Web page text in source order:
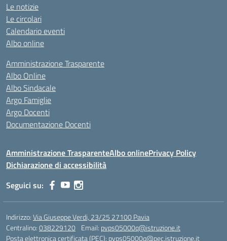
Le notizie
Le circolari
Calendario eventi
Albo online
Amministrazione Trasparente
Albo Online
Albo Sindacale
Argo Famiglie
Argo Docenti
Documentazione Docenti
Amministrazione TrasparenteAlbo onlinePrivacy Policy
Dichiarazione di accessibilità
Seguici su:
Indirizzo:Via Giuseppe Verdi, 23/25 27100 Pavia
Centralino:038229120 Email: pvps05000q@istruzione.it
Posta elettronica certificata (PEC): pvps05000q@pec.istruzione.it